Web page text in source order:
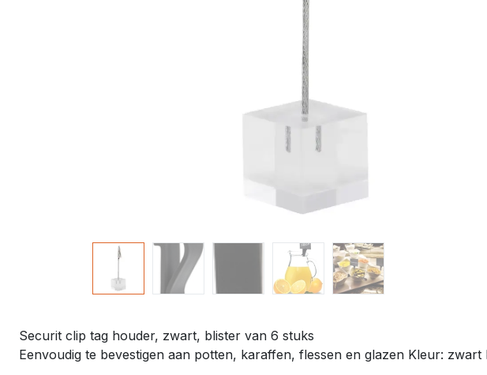
Securit clip tag houder, zwart, blister van 6 stuks
Eenvoudig te bevestigen aan potten, karaffen, flessen en glazen Kleur: zwart